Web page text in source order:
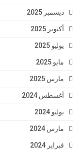
ديسمبر 2025
أكتوبر 2025
يوليو 2025
مايو 2025
مارس 2025
أغسطس 2024
يوليو 2024
مارس 2024
فبراير 2024